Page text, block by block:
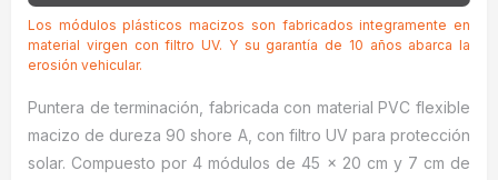
Los módulos plásticos macizos son fabricados integramente en
material virgen con filtro UV. Y su garantía de 10 años abarca la
erosión vehicular.
Puntera de terminación, fabricada con material PVC flexible
macizo de dureza 90 shore A, con filtro UV para protección
solar. Compuesto por 4 módulos de 45 x 20 cm y 7 cm de